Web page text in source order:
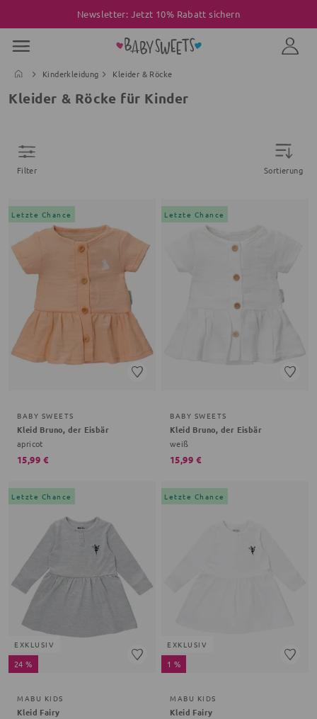
Newsletter: Jetzt 10% Rabatt sichern
Kinderkleidung Kleider & Röcke
Kleider & Röcke für Kinder
Filter Sortierung
Letzte Chance
BABY SWEETS
Kleid Bruno, der Eisbär
apricot
15,99 €
Letzte Chance
BABY SWEETS
Kleid Bruno, der Eisbär
weiß
15,99 €
Letzte Chance
EXKLUSIV
24 %
MABU KIDS
Kleid Fairy
Letzte Chance
EXKLUSIV
1 %
MABU KIDS
Kleid Fairy